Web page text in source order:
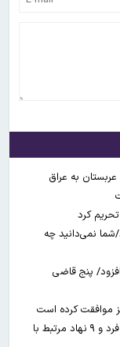
نمی‌دانید چه
افزود/ پنج قاضی
موافقت کرده است
آمریکا تحریم‌های جدیدی علیه ایران اعمال کرد/ ۴ فرد و ۹ نهاد مرتبط با